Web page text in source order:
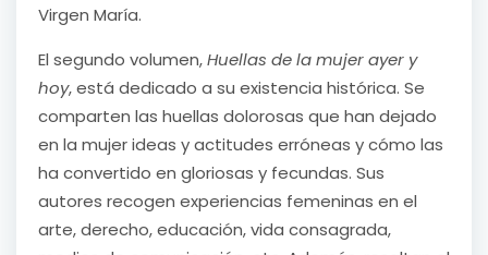
Virgen María.
El segundo volumen,Huellas de la mujer ayer y
hoy, está dedicado a su existencia histórica. Se
comparten las huellas dolorosas que han dejado
en la mujer ideas y actitudes erróneas y cómo las
ha convertido en gloriosas y fecundas. Sus
autores recogen experiencias femeninas en el
arte, derecho, educación, vida consagrada,